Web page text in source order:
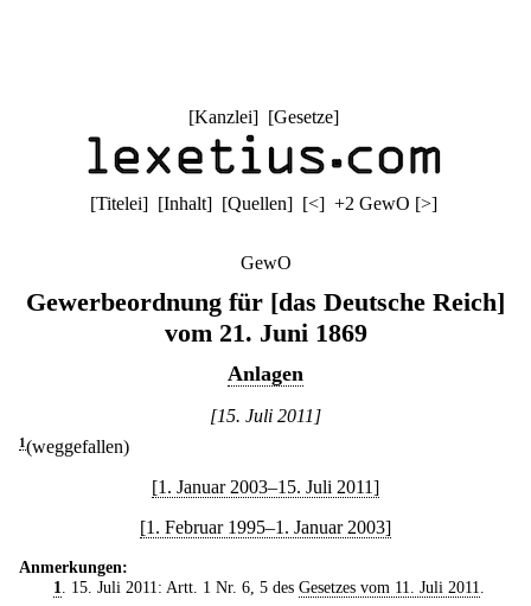
[Kanzlei] [Gesetze]
[Titelei] [Inhalt] [Quellen] [<] +2 GewO [>]
GewO
Gewerbeordnung für [das Deutsche Reich]
vom 21. Juni 1869
Anlagen
[15. Juli 2011]
1 (weggefallen)
[1. Januar 2003–15. Juli 2011]
[1. Februar 1995–1. Januar 2003]
Anmerkungen:
1
. 15. Juli 2011: Artt. 1 Nr. 6, 5 des Gesetzes vom 11. Juli 2011